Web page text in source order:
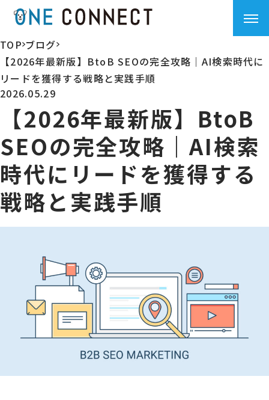
TOP>ブログ>
【2026年最新版】BtoB SEOの完全攻略｜AI検索時代に
リードを獲得する戦略と実践手順
2026.05.29
【2026年最新版】BtoB
SEOの完全攻略｜AI検索
時代にリードを獲得する
戦略と実践手順